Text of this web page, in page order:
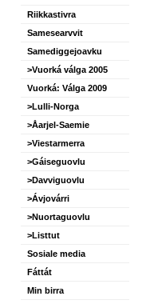
Riikkastivra
Samesearvvit
Samediggejoavku
>Vuorká válga 2005
Vuorká: Válga 2009
>Lulli-Norga
>Åarjel-Saemie
>Viestarmerra
>Gáiseguovlu
>Davviguovlu
>Ávjovárri
>Nuortaguovlu
>Listtut
Sosiale media
Fáttát
Min birra